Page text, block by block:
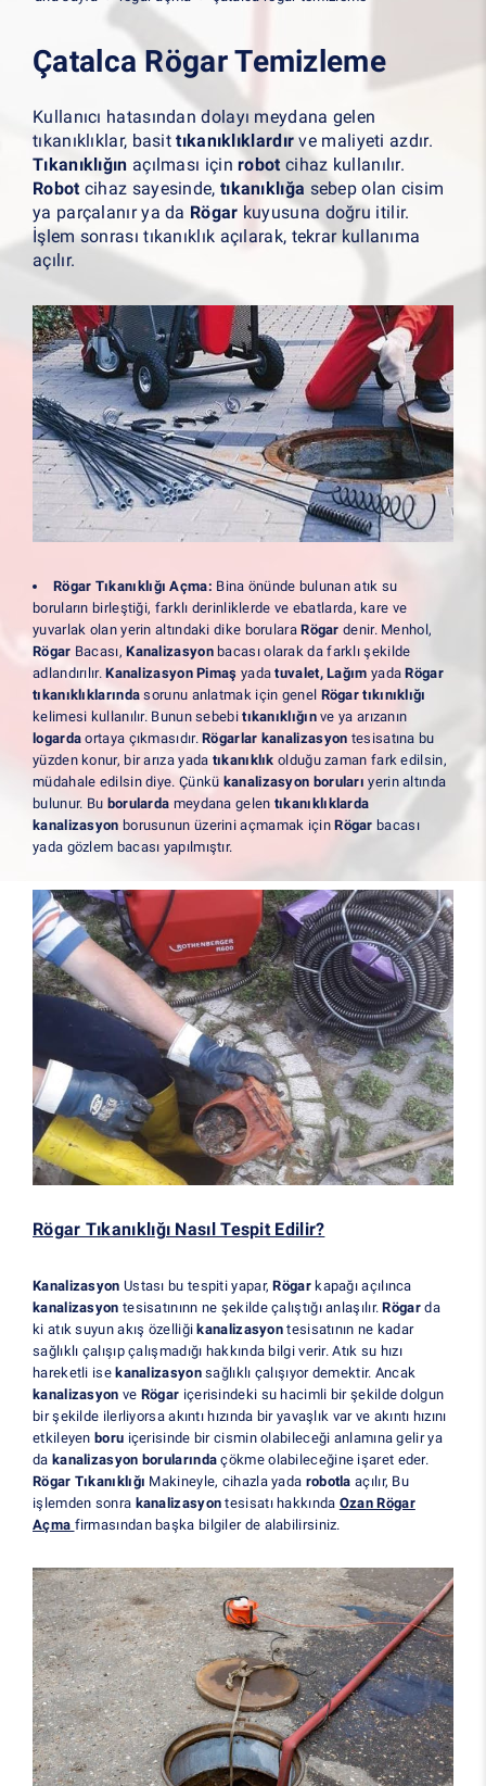
Çatalca Rögar Temizleme
Kullanıcı hatasından dolayı meydana gelen
tıkanıklıklar, basittıkanıklıklardırve maliyeti azdır.
Tıkanıklığın açılması içinrobot cihaz kullanılır.
Robotcihaz sayesinde, tıkanıklığa sebep olan cisim
ya parçalanır ya da Rögar kuyusuna doğru itilir.
İşlem sonrası tıkanıklık açılarak, tekrar kullanıma
açılır.
Rögar Tıkanıklığı Açma: Bina önünde bulunan atık su
boruların birleştiği, farklı derinliklerde ve ebatlarda, kare ve
yuvarlak olan yerin altındaki dike borularaRögar denir. Menhol,
Rögar Bacası,Kanalizasyonbacası olarak da farklı şekilde
adlandırılır.Kanalizasyon Pimaş yadatuvalet, Lağım yadaRögar
tıkanıklıklarında sorunu anlatmak için genel Rögar tıkınıklığı
kelimesi kullanılır. Bunun sebebitıkanıklığınve ya arızanın
logarda ortaya çıkmasıdır.Rögarlar kanalizasyon tesisatına bu
yüzden konur, bir arıza yada tıkanıklık olduğu zaman fark edilsin,
müdahale edilsin diye. Çünkü kanalizasyon boruları yerin altında
bulunur. Bu borularda meydana gelen tıkanıklıklarda
kanalizasyon borusunun üzerini açmamak içinRögar bacası
yada gözlem bacası yapılmıştır.
Rögar Tıkanıklığı Nasıl Tespit Edilir?
Kanalizasyon Ustası bu tespiti yapar,Rögarkapağı açılınca
kanalizasyon tesisatınınn ne şekilde çalıştığı anlaşılır.Rögarda
ki atık suyun akış özelliğikanalizasyon tesisatının ne kadar
sağlıklı çalışıp çalışmadığı hakkında bilgi verir. Atık su hızı
hareketli isekanalizasyonsağlıklı çalışıyor demektir. Ancak
kanalizasyon ve Rögar içerisindeki su hacimli bir şekilde dolgun
bir şekilde ilerliyorsa akıntı hızında bir yavaşlık var ve akıntı hızını
etkileyen boru içerisinde bir cismin olabileceği anlamına gelir ya
da kanalizasyon borularında çökme olabileceğine işaret eder.
Rögar Tıkanıklığı Makineyle, cihazla yada robotla açılır, Bu
işlemden sonra kanalizasyon tesisatı hakkında Ozan Rögar
Açma firmasından başka bilgiler de alabilirsiniz.